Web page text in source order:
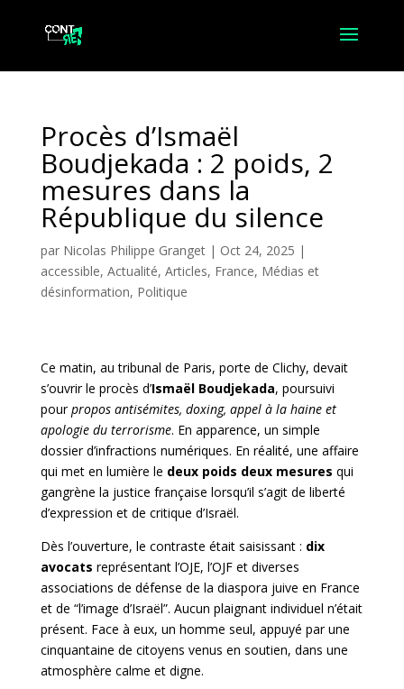
Procès d’Ismaël
Boudjekada : 2 poids, 2
mesures dans la
République du silence
par Nicolas Philippe Granget| Oct 24, 2025 |
accessible, Actualité, Articles, France, Médias et
désinformation, Politique
Ce matin, au tribunal de Paris, porte de Clichy, devait
s’ouvrir le procès d’Ismaël Boudjekada, poursuivi
pourpropos antisémites, doxing, appel à la haine et
apologie du terrorisme. En apparence, un simple
dossier d’infractions numériques. En réalité, une affaire
qui met en lumière le deux poids deux mesures qui
gangrène la justice française lorsqu’il s’agit de liberté
d’expression et de critique d’Israël.
Dès l’ouverture, le contraste était saisissant : dix
avocats représentant l’OJE, l’OJF et diverses
associations de défense de la diaspora juive en France
et de “l’image d’Israël”. Aucun plaignant individuel n’était
présent. Face à eux, un homme seul, appuyé par une
cinquantaine de citoyens venus en soutien, dans une
atmosphère calme et digne.